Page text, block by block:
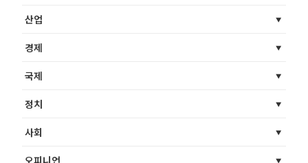
산업
경제
국제
정치
사회
오피니언